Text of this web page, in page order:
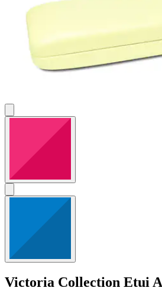
Victoria Collection Etui